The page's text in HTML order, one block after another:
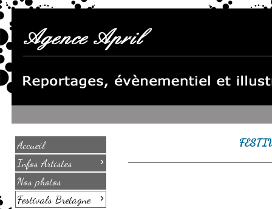
Accueil
Infos Artistes
›
Nos photos
Festivals Bretagne
›